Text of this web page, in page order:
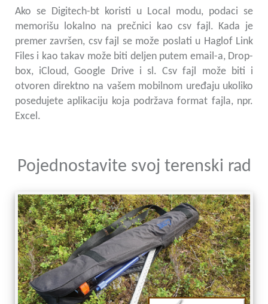
Ako se Digitech-bt koristi u Local modu, podaci se
memorišu lokalno na prečnici kao csv fajl. Kada je
premer završen, csv fajl se može poslati u Haglof Link
Files i kao takav može biti deljen putem email-a, Drop-
box, iCloud, Google Drive i sl. Csv fajl može biti i
otvoren direktno na vašem mobilnom uređaju ukoliko
posedujete aplikaciju koja podržava format fajla, npr.
Excel.
Pojednostavite svoj terenski rad